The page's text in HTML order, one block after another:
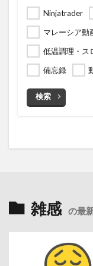
Ninjatrader
マレーシア動
低温調理・ス
備忘録
検索
雑感 の最